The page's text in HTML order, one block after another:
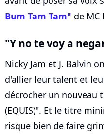
Bum Tam Tam" de MC
"Y no te voy a
Nicky Jam et J. Balvin
d'allier leur talent et
décrocher un nouveau
(EQUIS)". Et le titre
risque bien de faire